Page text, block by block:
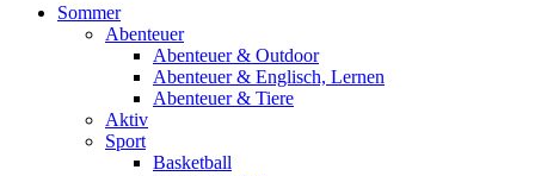
Sommer
Abenteuer
Abenteuer & Outdoor
Abenteuer & Englisch, Lernen
Abenteuer & Tiere
Aktiv
Sport
Basketball